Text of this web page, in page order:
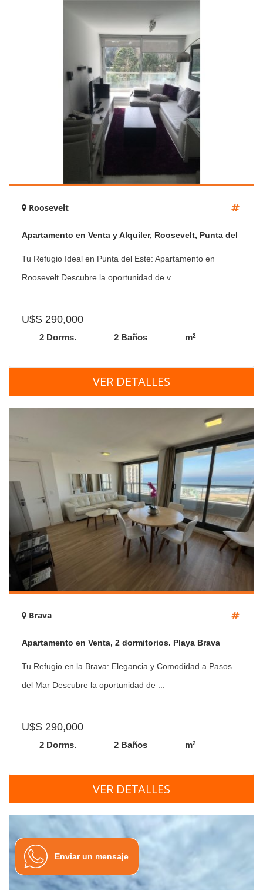
Roosevelt
Apartamento en Venta y Alquiler, Roosevelt, Punta del
Este, 2 Dormitorios.
Tu Refugio Ideal en Punta del Este: Apartamento en
Roosevelt Descubre la oportunidad de v ...
U$S 290,000
2 Dorms. 2 Baños m2
VER DETALLES
Brava
Apartamento en Venta, 2 dormitorios. Playa Brava
Tu Refugio en la Brava: Elegancia y Comodidad a Pasos
del Mar Descubre la oportunidad de ...
U$S 290,000
2 Dorms. 2 Baños m2
VER DETALLES
Enviar un mensaje